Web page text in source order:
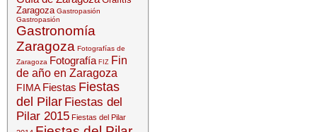
Zaragoza Gastropasión
Gastropasión
Gastronomía
Zaragoza Fotografías de
Zaragoza Fotografía FIZ Fin
de año en Zaragoza
FIMA Fiestas Fiestas
del Pilar Fiestas del
Pilar 2015 Fiestas del Pilar